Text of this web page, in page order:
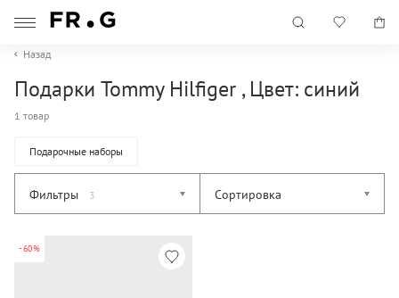
Назад
Подарки Tommy Hilfiger , Цвет: синий
1 товар
Подарочные наборы
Фильтры 3 Сортировка
-60%